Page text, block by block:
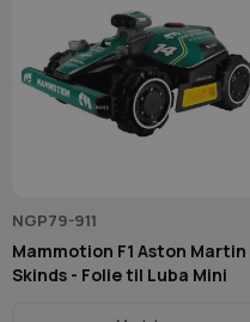
NGP79-911
Mammotion F1 Aston Martin
Skinds - Folie til Luba Mini